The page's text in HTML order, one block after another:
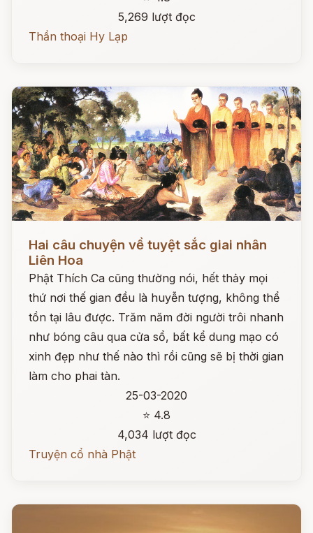
5,269 lượt đọc
Thần thoại Hy Lạp
Hai câu chuyện về tuyệt sắc giai nhân
Liên Hoa
Phật Thích Ca cũng thường nói, hết thảy mọi
thứ nơi thế gian đều là huyễn tượng, không thể
tồn tại lâu được. Trăm năm đời người trôi nhanh
như bóng câu qua cửa sổ, bất kể dung mạo có
xinh đẹp như thế nào thì rồi cũng sẽ bị thời gian
làm cho phai tàn.
25-03-2020
⭐ 4.8
4,034 lượt đọc
Truyện cổ nhà Phật